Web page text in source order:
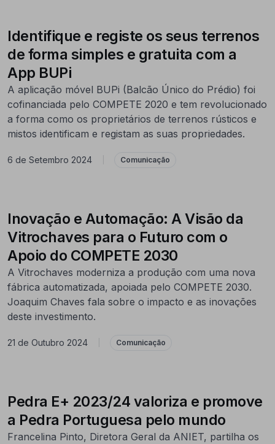
Identifique e registe os seus terrenos
de forma simples e gratuita com a
App BUPi
A aplicação móvel BUPi (Balcão Único do Prédio) foi
cofinanciada pelo COMPETE 2020 e tem revolucionado
a forma como os proprietários de terrenos rústicos e
mistos identificam e registam as suas propriedades.
6 de Setembro 2024 Comunicação
Inovação e Automação: A Visão da
Vitrochaves para o Futuro com o
Apoio do COMPETE 2030
A Vitrochaves moderniza a produção com uma nova
fábrica automatizada, apoiada pelo COMPETE 2030.
Joaquim Chaves fala sobre o impacto e as inovações
deste investimento.
21 de Outubro 2024 Comunicação
Pedra E+ 2023/24 valoriza e promove
a Pedra Portuguesa pelo mundo
Francelina Pinto, Diretora Geral da ANIET, partilha os